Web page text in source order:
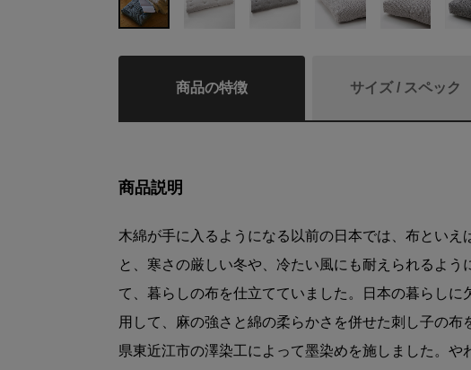
商品の特徴 サイズ / スペック
商品説明
木綿が手に入るようになる以前の日本では、布といえ
と、寒さの厳しい冬や、冷たい風にも耐えられるよう
て、暮らしの布を仕立てていました。日本の暮らしに
用して、麻の強さと綿の柔らかさを併せた刺し子の布
県東近江市の澤染工によって墨染めを施しました。や